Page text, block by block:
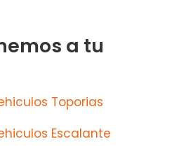
a tu
Toporias
Escalante